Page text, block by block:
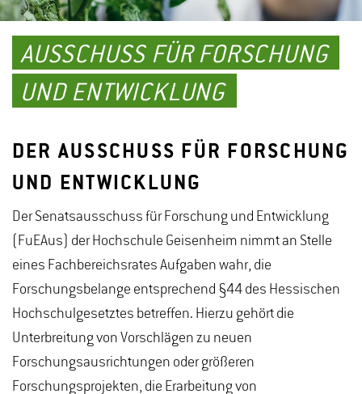
AUSSCHUSS FÜR FORSCHUNG
UND ENTWICKLUNG
DER AUSSCHUSS FÜR FORSCHUNG
UND ENTWICKLUNG
Der Senatsausschuss für Forschung und Entwicklung
(FuEAus) der Hochschule Geisenheim nimmt an Stelle
eines Fachbereichsrates Aufgaben wahr, die
Forschungsbelange entsprechend §44 des Hessischen
Hochschulgesetztes betreffen. Hierzu gehört die
Unterbreitung von Vorschlägen zu neuen
Forschungsausrichtungen oder größeren
Forschungsprojekten, die Erarbeitung von